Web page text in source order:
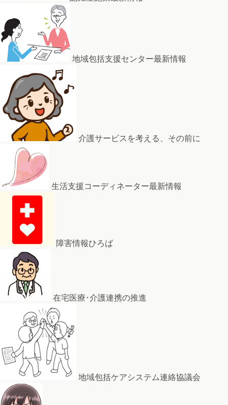
地域包括支援センター最新情報
介護サービスを考える、その前に
生活支援コーディネーター最新情報
障害情報ひろば
在宅医療･介護連携の推進
地域包括ケアシステム連絡協議会